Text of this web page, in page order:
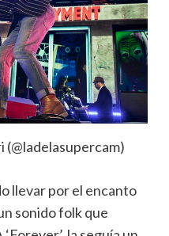
llevar por el encanto
sonido folk que